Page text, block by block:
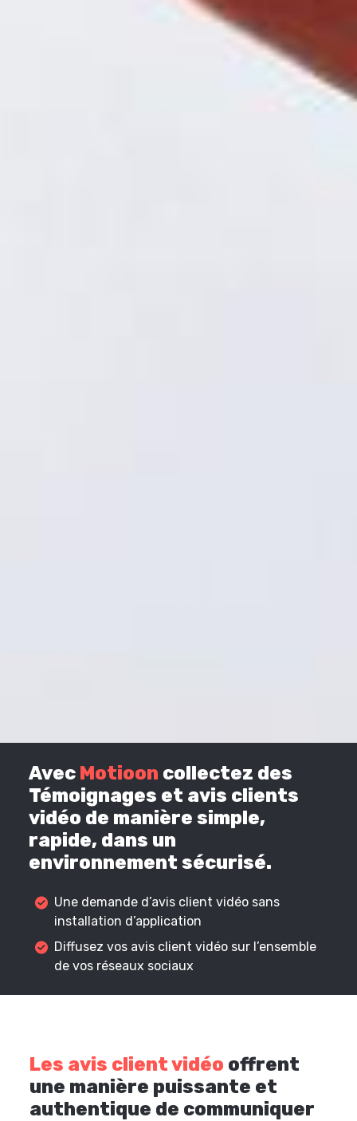
Avec Motioon collectez des
Témoignages et avis clients
vidéo de manière simple,
rapide, dans un
environnement sécurisé.
Une demande d’avis client vidéo sans
installation d’application
Diffusez vos avis client vidéo sur l’ensemble
de vos réseaux sociaux
Les avis client vidéo offrent
une manière puissante et
authentique de communiquer